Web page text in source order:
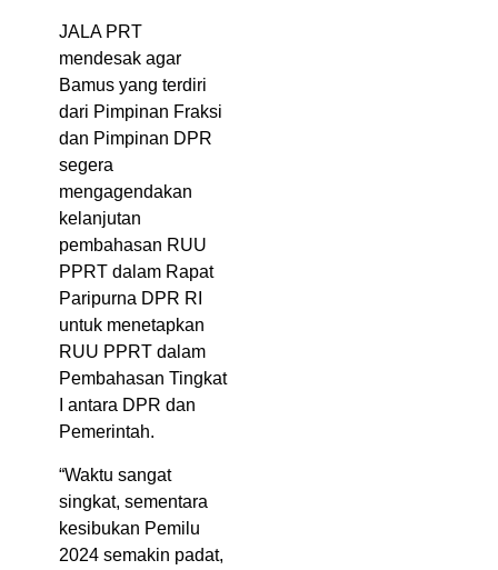
JALA PRT
mendesak agar
Bamus yang terdiri
dari Pimpinan Fraksi
dan Pimpinan DPR
segera
mengagendakan
kelanjutan
pembahasan RUU
PPRT dalam Rapat
Paripurna DPR RI
untuk menetapkan
RUU PPRT dalam
Pembahasan Tingkat
I antara DPR dan
Pemerintah.
“Waktu sangat
singkat, sementara
kesibukan Pemilu
2024 semakin padat,